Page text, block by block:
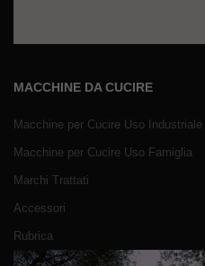
MACCHINE DA CUCIRE
Macchine per Cucire Uso Industriale
Macchine per Cucire Uso Famiglia
Marchi Trattati
Accessori
Rubrica